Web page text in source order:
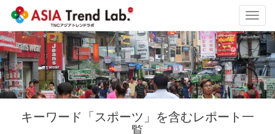
キーワード「スポーツ」を含むレポート一
覧